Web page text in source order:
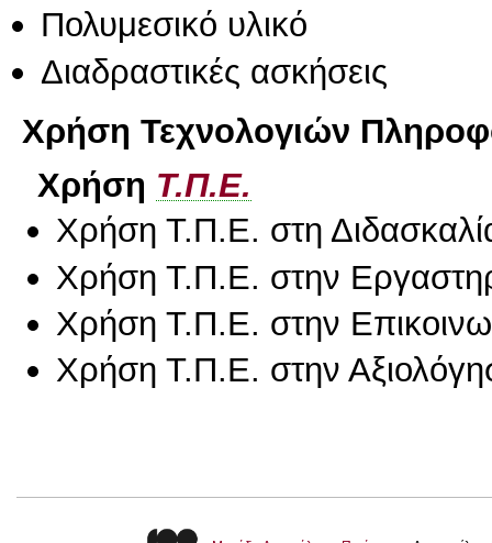
Πολυμεσικό υλικό
Διαδραστικές ασκήσεις
Χρήση Τεχνολογιών
Χρήση Τ.Π.Ε.
Χρήση Τ.Π.Ε. στη
Χρήση Τ.Π.Ε. στην
Χρήση Τ.Π.Ε. στην
Χρήση Τ.Π.Ε. στην